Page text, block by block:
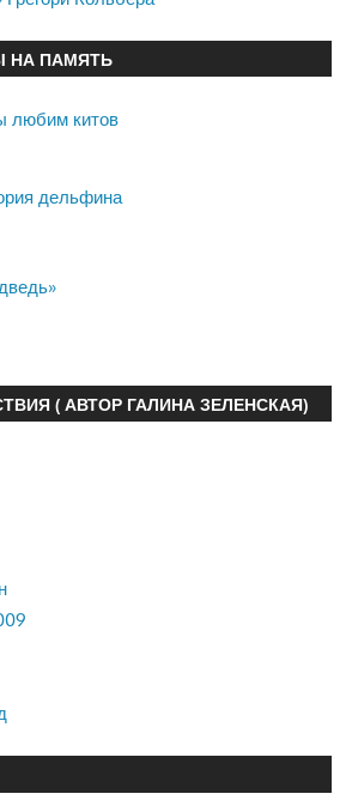
НА ПАМЯТЬ
любим китов
дельфина
( АВТОР ГАЛИНА ЗЕЛЕНСКАЯ)